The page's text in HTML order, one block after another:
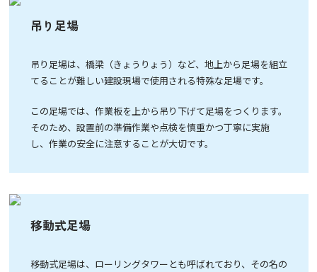
吊り足場
吊り足場は、橋梁（きょうりょう）など、地上から足場を組立
てることが難しい建設現場で使用される特殊な足場です。
この足場では、作業板を上から吊り下げて足場をつくります。
そのため、設置前の準備作業や点検を慎重かつ丁寧に実施
し、作業の安全に注意することが大切です。
移動式足場
移動式足場は、ローリングタワーとも呼ばれており、その名の